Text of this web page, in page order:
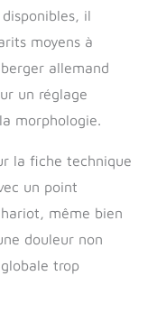
il
moyens à
allemand
un réglage
morphologie.
la fiche technique
un point
même bien
douleur non
trop